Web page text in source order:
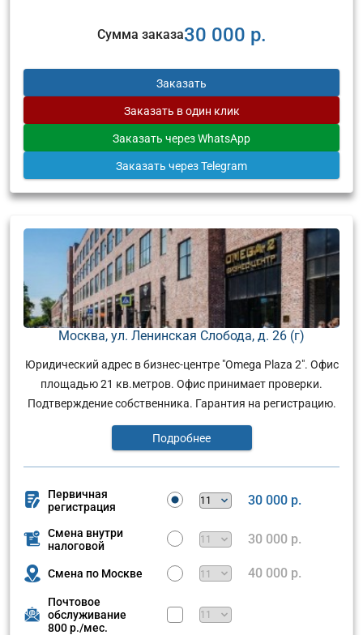
Сумма заказа30 000 р.
Заказать
Заказать в один клик
Заказать через WhatsApp
Заказать через Telegram
Москва, ул. Ленинская Слобода, д. 26 (г)
Юридический адрес в бизнес-центре "Omega Plaza 2". Офис
площадью 21 кв.метров. Офис принимает проверки.
Подтверждение собственника. Гарантия на регистрацию.
Подробнее
Первичная
регистрация
30 000 р.
Смена внутри
налоговой
30 000 р.
Смена по Москве 40 000 р.
Почтовое
обслуживание
800 р./мес.